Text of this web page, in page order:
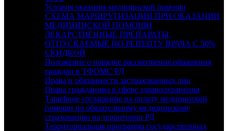
Условия оказания медицинской помощи
СХЕМА МАРШРУТИЗАЦИИ ПРИ ОКАЗАНИИ
МЕДИЦИНСКОЙ ПОМОЩИ
ЛЕКАРСТВЕННЫЕ ПРЕПАРАТЫ,
ОТПУСКАЕМЫЕ ПО РЕЦЕПТУ ВРАЧА С 50%
СКИДКОЙ
Положение о порядке рассмотрения обращения
граждан в ТФОМС РД
Права и обязанности застрахованных лиц
Права гражданина в сфере здравоохранения
Тарифное соглашение на оплату медицинской
помощи по обязательному медицинскому
страхованию на территории РД
Территориальная программа государственных